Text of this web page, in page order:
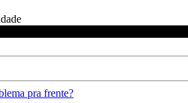
pra frente?